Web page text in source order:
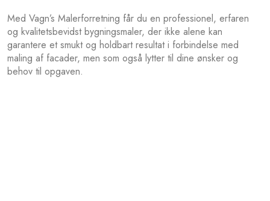
​Med Vagn’s Malerforretning får du en professionel, erfaren
og kvalitetsbevidst bygningsmaler, der ikke alene kan
garantere et smukt og holdbart resultat i forbindelse med
maling af facader, men som også lytter til dine ønsker og
behov til opgaven.​